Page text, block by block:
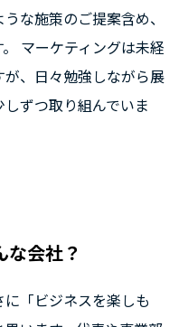
な施策のご提案含め、
マーケティングは未経
、日々勉強しながら展
ずつ取り組んでいま
な会社？
「ビジネスを楽しも